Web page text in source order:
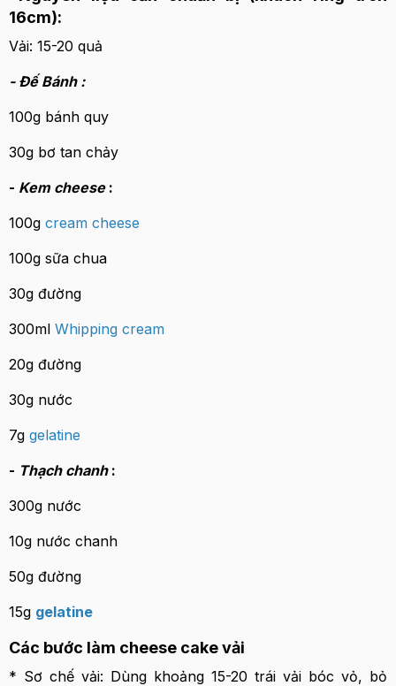
16cm):
Vải: 15-20 quả
- Đế Bánh :
100g bánh quy
30g bơ tan chảy
- Kem cheese:
100g cream cheese
100g sữa chua
30g đường
300ml Whipping cream
20g đường
30g nước
7g gelatine
- Thạch chanh:
300g nước
10g nước chanh
50g đường
15g gelatine
Các bước làm cheese cake vải
* Sơ chế vải: Dùng khoảng 15-20 trái vải bóc vỏ, bỏ